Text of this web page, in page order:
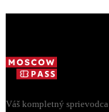
Плюс
целый день,
за ко...
Váš kompletný sprievodca